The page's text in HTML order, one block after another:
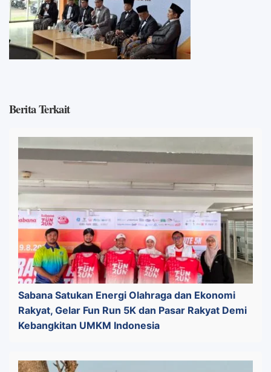
Berita Terkait
Sabana Satukan Energi Olahraga dan Ekonomi
Rakyat, Gelar Fun Run 5K dan Pasar Rakyat Demi
Kebangkitan UMKM Indonesia